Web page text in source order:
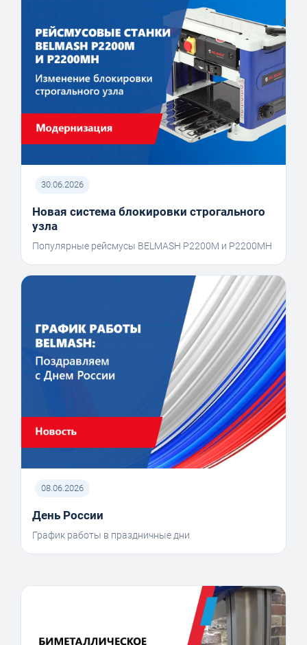
30.06.2026
Новая система блокировки строгального
узла
Популярные рейсмусы BELMASH P2200M и P2200MH
08.06.2026
День России
График работы в праздничные дни